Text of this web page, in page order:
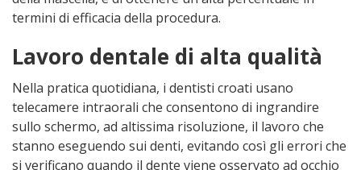
termini di efficacia della procedura.
Lavoro dentale di alta qualità
Nella pratica quotidiana, i dentisti croati usano
telecamere intraorali che consentono di ingrandire
sullo schermo, ad altissima risoluzione, il lavoro che
stanno eseguendo sui denti, evitando così gli errori che
si verificano quando il dente viene osservato ad occhio